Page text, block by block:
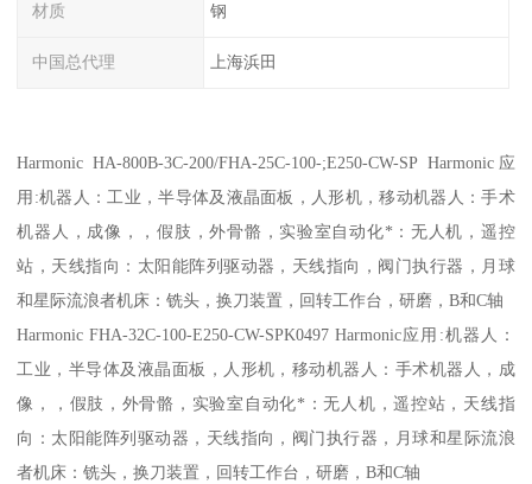
材质 钢
中国总代理 上海浜田
Harmonic HA-800B-3C-200/FHA-25C-100-;E250-CW-SP Harmonic应
用:机器人：工业，半导体及液晶面板，人形机，移动机器人：手术
机器人，成像，，假肢，外骨骼，实验室自动化*：无人机，遥控
站，天线指向：太阳能阵列驱动器，天线指向，阀门执行器，月球
和星际流浪者机床：铣头，换刀装置，回转工作台，研磨，B和C轴
Harmonic FHA-32C-100-E250-CW-SPK0497 Harmonic应用:机器人：
工业，半导体及液晶面板，人形机，移动机器人：手术机器人，成
像，，假肢，外骨骼，实验室自动化*：无人机，遥控站，天线指
向：太阳能阵列驱动器，天线指向，阀门执行器，月球和星际流浪
者机床：铣头，换刀装置，回转工作台，研磨，B和C轴